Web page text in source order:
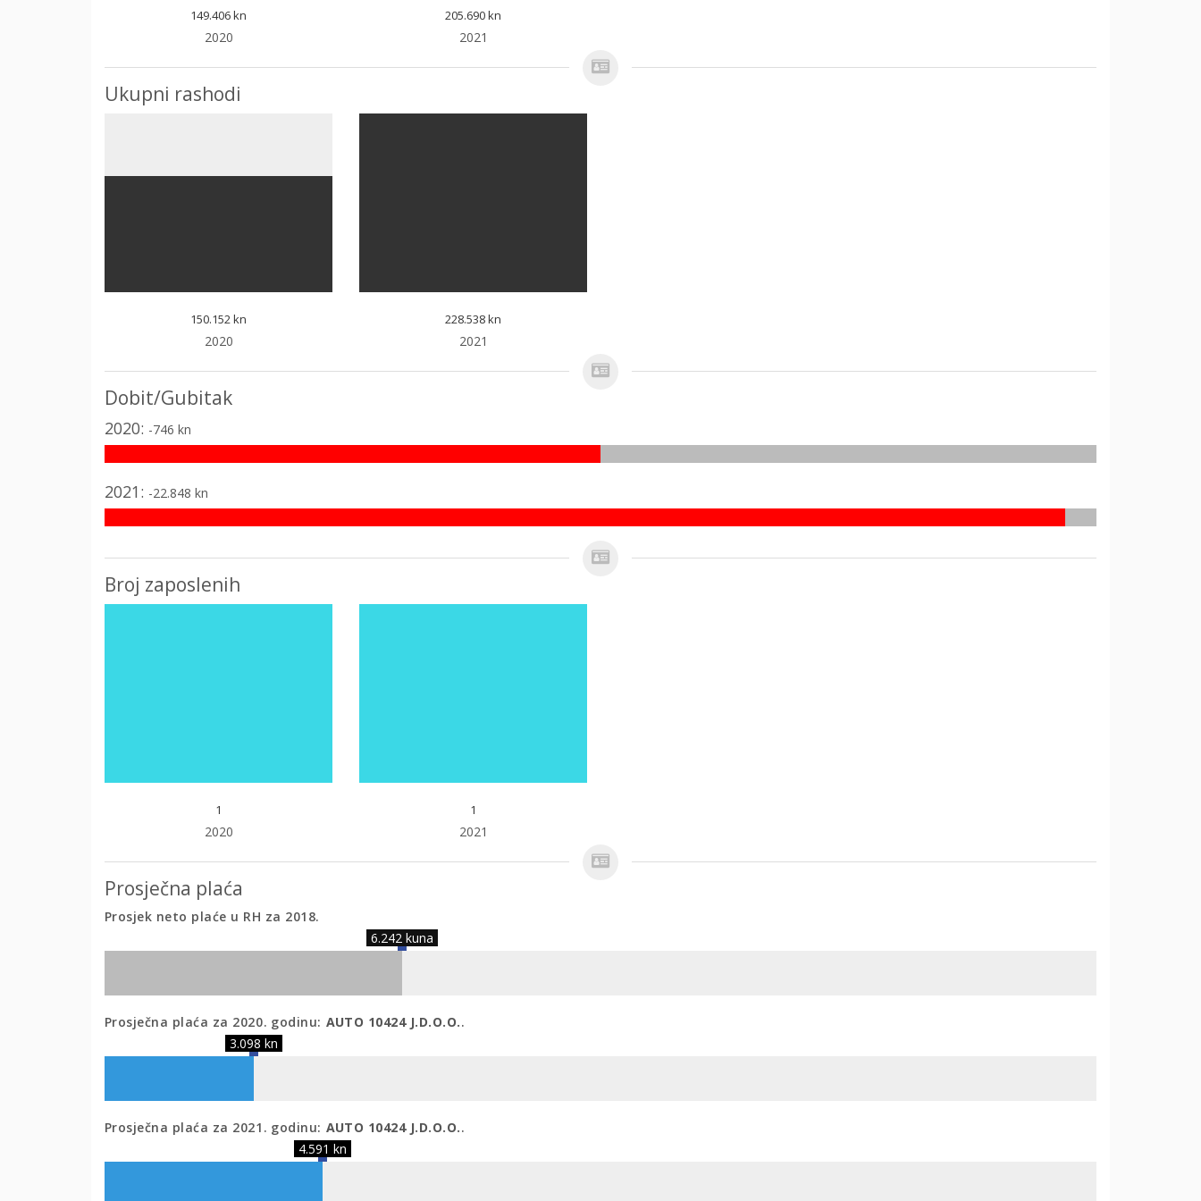
149.406 kn
2020
205.690 kn
2021
Ukupni rashodi
150.152 kn
2020
228.538 kn
2021
Dobit/Gubitak
2020: -746 kn
2021: -22.848 kn
Broj zaposlenih
1
2020
1
2021
Prosječna plaća
Prosjek neto plaće u RH za 2018.
6.242 kuna
Prosječna plaća za 2020. godinu: AUTO 10424 J.D.O.O..
3.098 kn
Prosječna plaća za 2021 . godinu: AUTO 10424 J.D.O.O..
4.591 kn